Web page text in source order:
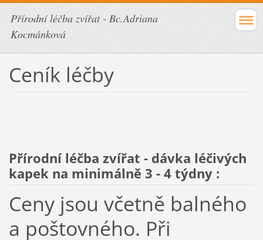
Přírodní léčba zvířat - Bc.Adriana
Kocmánková
Ceník léčby
Přírodní léčba zvířat - dávka léčivých
kapek na minimálně 3 - 4 týdny :
Ceny jsou včetně balného
a poštovného. Při